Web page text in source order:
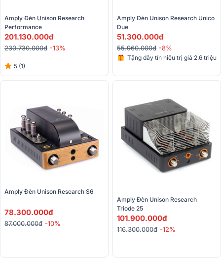
Amply Đèn Unison Research
Performance
201.130.000đ
230.730.000đ -13%
5 (1)
Amply Đèn Unison Research Unico
Due
51.300.000đ
55.960.000đ -8%
Tặng dây tín hiệu trị giá 2.6 triệu
Amply Đèn Unison Research S6
78.300.000đ
87.000.000đ -10%
Amply Đèn Unison Research
Triode 25
101.900.000đ
116.300.000đ -12%